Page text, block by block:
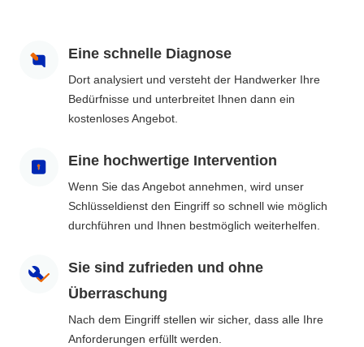
Eine schnelle Diagnose
Dort analysiert und versteht der Handwerker Ihre
Bedürfnisse und unterbreitet Ihnen dann ein
kostenloses Angebot.
Eine hochwertige Intervention
Wenn Sie das Angebot annehmen, wird unser
Schlüsseldienst den Eingriff so schnell wie möglich
durchführen und Ihnen bestmöglich weiterhelfen.
Sie sind zufrieden und ohne
Überraschung
Nach dem Eingriff stellen wir sicher, dass alle Ihre
Anforderungen erfüllt werden.